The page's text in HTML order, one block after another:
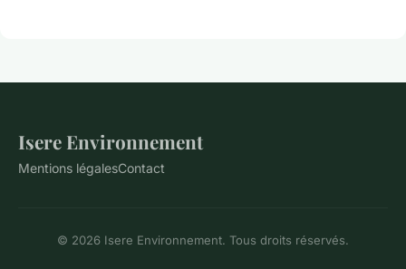
Isere Environnement
Mentions légalesContact
© 2026 Isere Environnement. Tous droits réservés.